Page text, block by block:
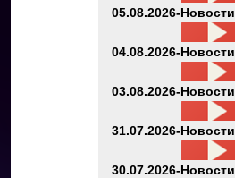
05.08.2026-Новости
04.08.2026-Новости
03.08.2026-Новости
31.07.2026-Новости
30.07.2026-Новости